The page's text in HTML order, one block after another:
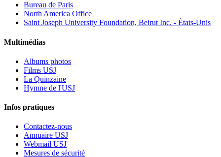
Bureau de Paris
North America Office
Saint Joseph University Foundation, Beirut Inc. - États-Unis
Multimédias
Albums photos
Films USJ
La Quinzaine
Hymne de l'USJ
Infos pratiques
Contactez-nous
Annuaire USJ
Webmail USJ
Mesures de sécurité